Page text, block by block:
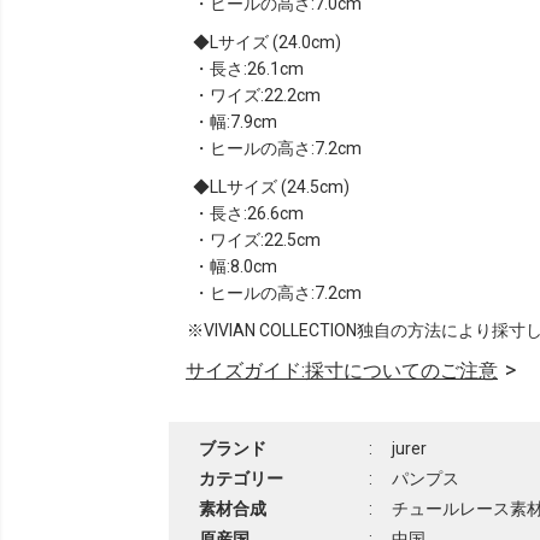
Lサイズ (24.0cm)
・長さ:26.1cm
・ワイズ:22.2cm
・幅:7.9cm
・ヒールの高さ:7.2cm
LLサイズ (24.5cm)
・長さ:26.6cm
・ワイズ:22.5cm
・幅:8.0cm
・ヒールの高さ:7.2cm
※VIVIAN COLLECTION独自の方法により採寸
サイズガイド:採寸についてのご注意
ブランド :
jurer
カテゴリー
:
パンプス
素材合成
:
チュールレース素